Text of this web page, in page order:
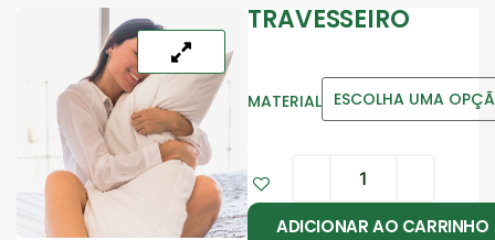
TRAVESSEIRO
MATERIAL
ADICIONAR AO CARRINHO